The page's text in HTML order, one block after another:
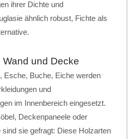
ihrer Dichte und
ähnlich robust, Fichte als
und Decke
Esche, Buche, Eiche werden
und
im Innenbereich eingesetzt.
Deckenpaneele oder
sind sie gefragt: Diese Holzarten